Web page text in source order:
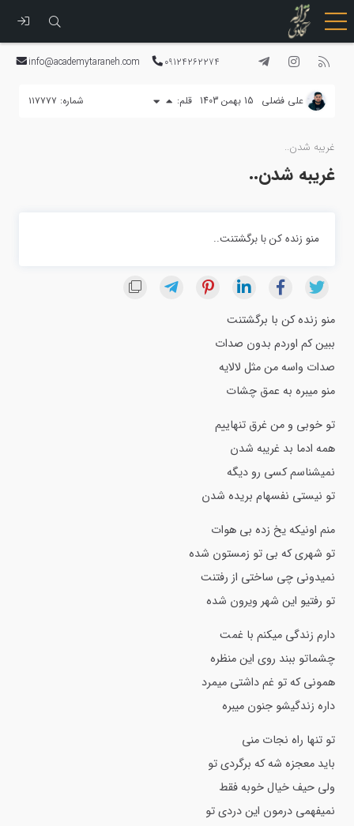
رفتن
به
09124262274
info@academytaraneh.com
علی فضلی 15 بهمن 1403 قلم: شماره: ۱۱۷۷۷۷
غریبه شدن..
غریبه شدن..
منو زنده کن با برگشتنت..
منو زنده کن با برگشتنت
ببین کم اوردم بدون صدات
صدات واسه من مثل لالایه
منو میبره به عمق چشات
تو خوبی و من غرق تنهاییم
همه ادما بد غریبه شدن
نمیشناسم کسی رو دیگه
تو نیستی نفسهام بریده شدن
منم اونیکه یخ زده بی هوات
تو شهری که بی تو زمستون شده
نمیدونی چی ساختی از رفتنت
تو رفتیو این شهر ویرون شده
دارم زندگی میکنم با غمت
چشماتو ببند روی این منظره
همونی که تو غم داشتی میمرد
داره زندگیشو جنون میبره
تو تنها راه نجات منی
باید معجزه شه که برگردی تو
ولی حیف خیال خوبه فقط
نمیفهمی درمون این دردی تو